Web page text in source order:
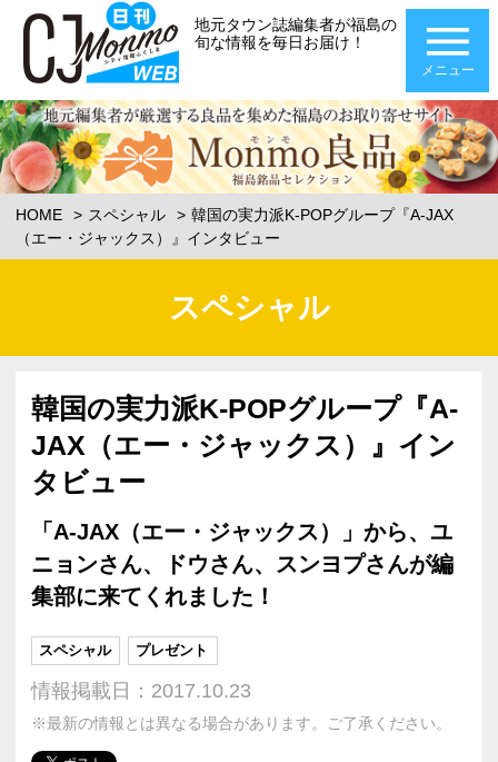
地元タウン誌編集者が福島の
旬な情報を毎日お届け！
メニュー
HOME スペシャル
韓国の実力派K-POPグループ『A-JAX
（エー・ジャックス）』インタビュー
スペシャル
韓国の実力派K-POPグループ『A-
JAX（エー・ジャックス）』イン
タビュー
「A-JAX（エー・ジャックス）」から、ユ
ニョンさん、ドウさん、スンヨプさんが編
集部に来てくれました！
スペシャル プレゼント
情報掲載日：2017.10.23
※最新の情報とは異なる場合があります。ご了承ください。